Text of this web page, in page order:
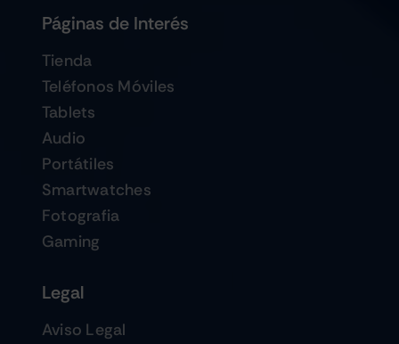
Páginas de Interés
Tienda
Teléfonos Móviles
Tablets
Audio
Portátiles
Smartwatches
Fotografia
Gaming
Legal
Aviso Legal